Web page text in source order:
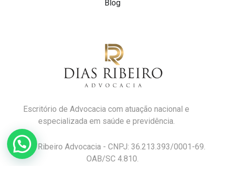
Escritório de Advocacia com atuação nacional e
especializada em saúde e previdência.
Dias Ribeiro Advocacia - CNPJ: 36.213.393/0001-69.
OAB/SC 4.810.
Blog